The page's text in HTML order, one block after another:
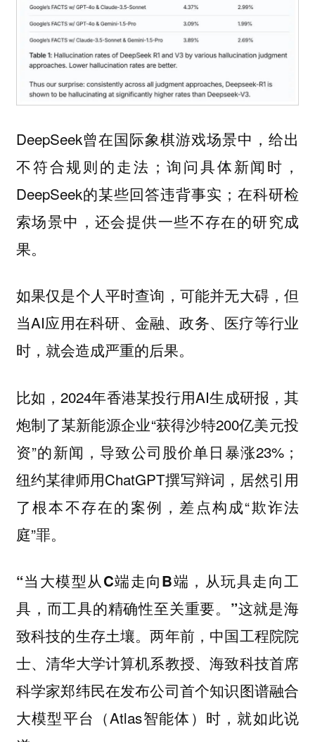
DeepSeek曾在国际象棋游戏场景中，给出
不符合规则的走法；询问具体新闻时，
DeepSeek的某些回答违背事实；在科研检
索场景中，还会提供一些不存在的研究成
果。
如果仅是个人平时查询，可能并无大碍，但
当AI应用在科研、金融、政务、医疗等行业
时，就会造成严重的后果。
比如，2024年香港某投行用AI生成研报，其
炮制了某新能源企业“获得沙特200亿美元投
资”的新闻，导致公司股价单日暴涨23%；
纽约某律师用ChatGPT撰写辩词，居然引用
了根本不存在的案例，差点构成“欺诈法
庭”罪。
“当大模型从C端走向B端，从玩具走向工
具，而工具的精确性至关重要。”这就是海
致科技的生存土壤。两年前，中国工程院院
士、清华大学计算机系教授、海致科技首席
科学家郑纬民在发布公司首个知识图谱融合
大模型平台（Atlas智能体）时，就如此说